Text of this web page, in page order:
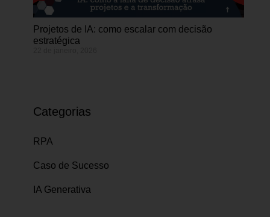
Projetos de IA: como escalar com decisão
estratégica
Categorias
RPA
Caso de Sucesso
IA Generativa